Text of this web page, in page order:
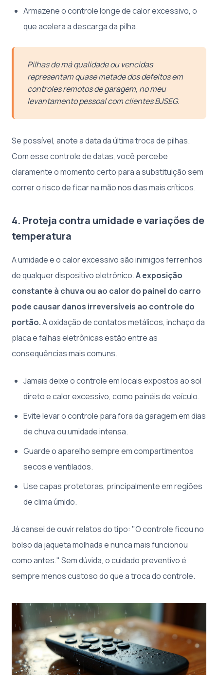
Armazene o controle longe de calor excessivo, o
que acelera a descarga da pilha.
Pilhas de má qualidade ou vencidas
representam quase metade dos defeitos em
controles remotos de garagem, no meu
levantamento pessoal com clientes BJSEG.
Se possível, anote a data da última troca de pilhas.
Com esse controle de datas, você percebe
claramente o momento certo para a substituição sem
correr o risco de ficar na mão nos dias mais críticos.
4. Proteja contra umidade e variações de
temperatura
A umidade e o calor excessivo são inimigos ferrenhos
de qualquer dispositivo eletrônico.A exposição
constante à chuva ou ao calor do painel do carro
pode causar danos irreversíveis ao controle do
portão.A oxidação de contatos metálicos, inchaço da
placa e falhas eletrônicas estão entre as
consequências mais comuns.
Jamais deixe o controle em locais expostos ao sol
direto e calor excessivo, como painéis de veículo.
Evite levar o controle para fora da garagem em dias
de chuva ou umidade intensa.
Guarde o aparelho sempre em compartimentos
secos e ventilados.
Use capas protetoras, principalmente em regiões
de clima úmido.
Já cansei de ouvir relatos do tipo: "O controle ficou no
bolso da jaqueta molhada e nunca mais funcionou
como antes." Sem dúvida, o cuidado preventivo é
sempre menos custoso do que a troca do controle.